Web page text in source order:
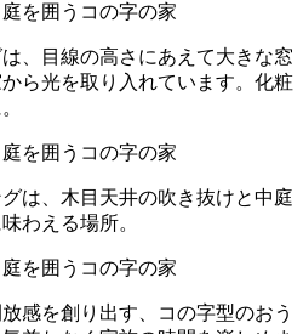
、目線の高さにあえて大きな窓
ら光を取り入れています。化粧
は、木目天井の吹き抜けと中庭
わえる場所。
感を創り出す、コの字型のおう